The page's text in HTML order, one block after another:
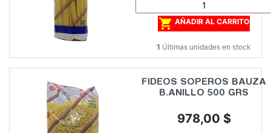
 AÑADIR AL CARRITO
1 Últimas unidades en stock
FIDEOS SOPEROS BAUZA
B.ANILLO 500 GRS
Precio
978,00 $